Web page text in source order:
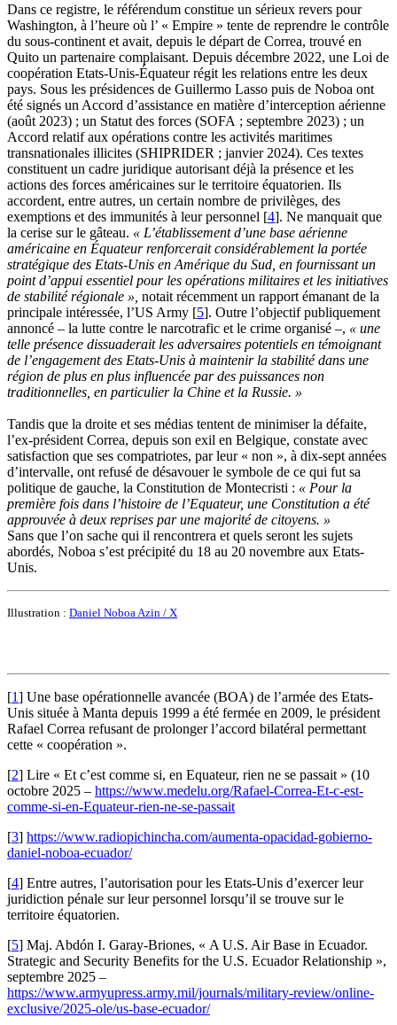
Dans ce registre, le référendum constitue un sérieux revers pour
Washington, à l’heure où l’ « Empire » tente de reprendre le contrôle
du sous-continent et avait, depuis le départ de Correa, trouvé en
Quito un partenaire complaisant. Depuis décembre 2022, une Loi de
coopération Etats-Unis-Équateur régit les relations entre les deux
pays. Sous les présidences de Guillermo Lasso puis de Noboa ont
été signés un Accord d’assistance en matière d’interception aérienne
(août 2023) ; un Statut des forces (SOFA ; septembre 2023) ; un
Accord relatif aux opérations contre les activités maritimes
transnationales illicites (SHIPRIDER ; janvier 2024). Ces textes
constituent un cadre juridique autorisant déjà la présence et les
actions des forces américaines sur le territoire équatorien. Ils
accordent, entre autres, un certain nombre de privilèges, des
exemptions et des immunités à leur personnel [4]. Ne manquait que
la cerise sur le gâteau. « L’établissement d’une base aérienne
américaine en Équateur renforcerait considérablement la portée
stratégique des Etats-Unis en Amérique du Sud, en fournissant un
point d’appui essentiel pour les opérations militaires et les initiatives
de stabilité régionale », notait récemment un rapport émanant de la
principale intéressée, l’US Army [5]. Outre l’objectif publiquement
annoncé – la lutte contre le narcotrafic et le crime organisé –, « une
telle présence dissuaderait les adversaires potentiels en témoignant
de l’engagement des Etats-Unis à maintenir la stabilité dans une
région de plus en plus influencée par des puissances non
traditionnelles, en particulier la Chine et la Russie. »
Tandis que la droite et ses médias tentent de minimiser la défaite,
l’ex-président Correa, depuis son exil en Belgique, constate avec
satisfaction que ses compatriotes, par leur « non », à dix-sept années
d’intervalle, ont refusé de désavouer le symbole de ce qui fut sa
politique de gauche, la Constitution de Montecristi : « Pour la
première fois dans l’histoire de l’Equateur, une Constitution a été
approuvée à deux reprises par une majorité de citoyens. »
Sans que l’on sache qui il rencontrera et quels seront les sujets
abordés, Noboa s’est précipité du 18 au 20 novembre aux Etats-
Unis.
Illustration : Daniel Noboa Azin / X
[1] Une base opérationnelle avancée (BOA) de l’armée des Etats-
Unis située à Manta depuis 1999 a été fermée en 2009, le président
Rafael Correa refusant de prolonger l’accord bilatéral permettant
cette « coopération ».
[2] Lire « Et c’est comme si, en Equateur, rien ne se passait » (10
octobre 2025 – https://www.medelu.org/Rafael-Correa-Et-c-est-
comme-si-en-Equateur-rien-ne-se-passait
[3] https://www.radiopichincha.com/aumenta-opacidad-gobierno-
daniel-noboa-ecuador/
[4] Entre autres, l’autorisation pour les Etats-Unis d’exercer leur
juridiction pénale sur leur personnel lorsqu’il se trouve sur le
territoire équatorien.
[5] Maj. Abdón I. Garay-Briones, « A U.S. Air Base in Ecuador.
Strategic and Security Benefits for the U.S. Ecuador Relationship »,
septembre 2025 –
https://www.armyupress.army.mil/journals/military-review/online-
exclusive/2025-ole/us-base-ecuador/